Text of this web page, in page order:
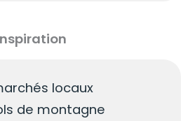
locaux
de montagne